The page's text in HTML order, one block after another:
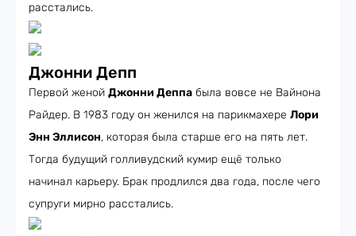
расстались.
Джонни Депп
Первой женой Джонни Деппа была вовсе не Вайнона
Райдер. В 1983 году он женился на парикмахере Лори
Энн Эллисон, которая была старше его на пять лет.
Тогда будущий голливудский кумир ещё только
начинал карьеру. Брак продлился два года, после чего
супруги мирно расстались.